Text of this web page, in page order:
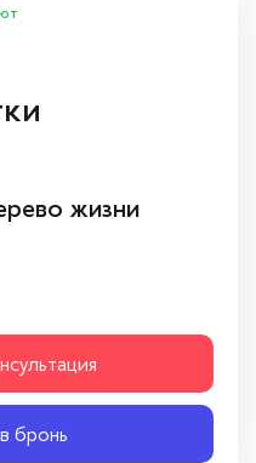
жизни
бронь